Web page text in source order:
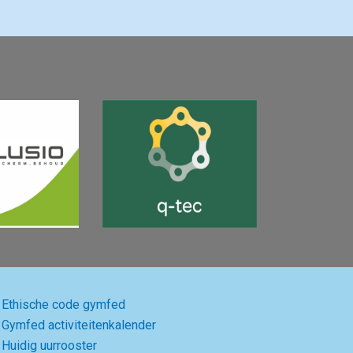
Ethische code gymfed
Gymfed activiteitenkalender
Huidig uurrooster